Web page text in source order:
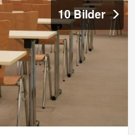
10 Bilder